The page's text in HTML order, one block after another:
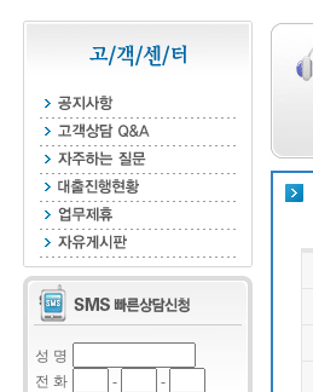
성 명
전 화
-
-